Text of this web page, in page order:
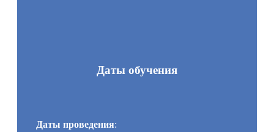
Даты обучения
Даты проведения: